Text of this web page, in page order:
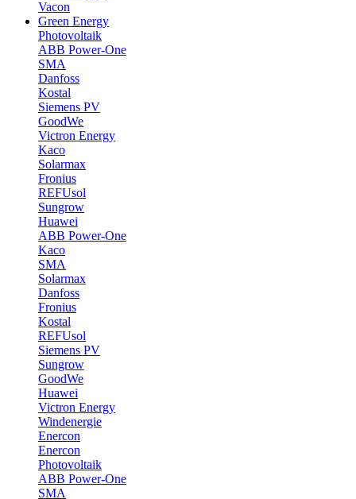
Vacon
Green Energy
Photovoltaik
ABB Power-One
SMA
Danfoss
Kostal
Siemens PV
GoodWe
Victron Energy
Kaco
Solarmax
Fronius
REFUsol
Sungrow
Huawei
ABB Power-One
Kaco
SMA
Solarmax
Danfoss
Fronius
Kostal
REFUsol
Siemens PV
Sungrow
GoodWe
Huawei
Victron Energy
Windenergie
Enercon
Enercon
Photovoltaik
ABB Power-One
SMA